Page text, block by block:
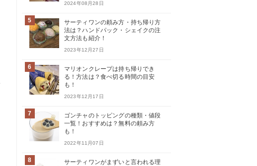
2024年08月28日
5
サーティワンの頼み方・持ち帰り方
法は？ハンドパック・シェイクの注
文方法も紹介！
2023年12月27日
6
マリオンクレープは持ち帰りでき
る！方法は？食べ切る時間の目安
も！
2023年12月17日
7
ゴンチャのトッピングの種類・値段
一覧！おすすめは？無料の頼み方
も！
2022年11月07日
8
サーティワンがまずいと言われる理